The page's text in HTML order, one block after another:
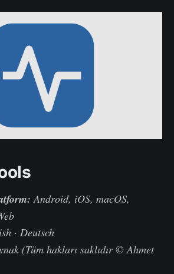
Android, iOS, macOS,
· Deutsch
(Tüm hakları saklıdır © Ahmet